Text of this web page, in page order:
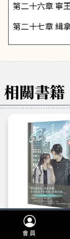
會員
第二十六章 寧
第二十七章 緝
相關書籍
折扣
【2本75
說系列全